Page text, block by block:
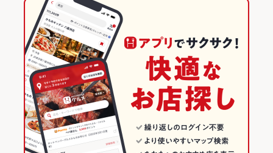
その他設備 英語対応頑張ります。
その他
飲み放題 あり ：お料理付きコースのみ(６名様～)
食べ放題 なし ：申し訳ございません。ご用意がございません。
カクテル充実、焼酎充実、日本酒充実、ワイン充実
お子様連れ お子様連れOK ：-
京都 × 和風
伏見桃山・伏見区・京都市郊外のグルメランキング
伏見桃山・伏見区・京都市郊外の居酒屋ランキング
伏見区その他のグルメランキング
伏見区その他の居酒屋ランキング